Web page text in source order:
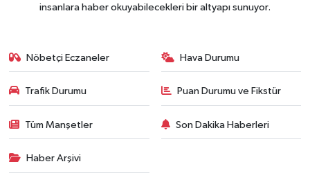
insanlara haber okuyabilecekleri bir altyapı sunuyor.
Nöbetçi Eczaneler Hava Durumu
Trafik Durumu Puan Durumu ve Fikstür
Tüm Manşetler Son Dakika Haberleri
Haber Arşivi